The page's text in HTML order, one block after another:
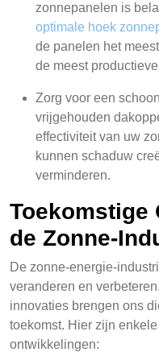
zonnepanelen is
optimale hoek
de panelen het
de meest
Zorg voor een
vrijgehouden
effectiviteit van uw
kunnen schaduw
verminderen.
Toekomstige
de Zonne-
De zonne-energie-
veranderen en
innovaties brengen ons
toekomst. Hier zijn
ontwikkelingen: